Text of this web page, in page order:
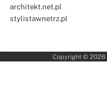
architekt.net.pl
stylistawnetrz.pl
Copyright © 2026